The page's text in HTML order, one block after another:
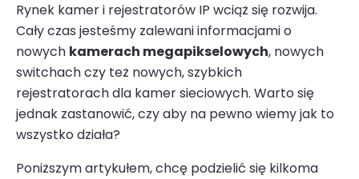
Rynek kamer i rejestratorów IP wciąż się rozwija.
Cały czas jesteśmy zalewani informacjami o
nowych kamerach megapikselowych, nowych
switchach czy też nowych, szybkich
rejestratorach dla kamer sieciowych. Warto się
jednak zastanowić, czy aby na pewno wiemy jak to
wszystko działa?
Poniższym artykułem, chcę podzielić się kilkoma